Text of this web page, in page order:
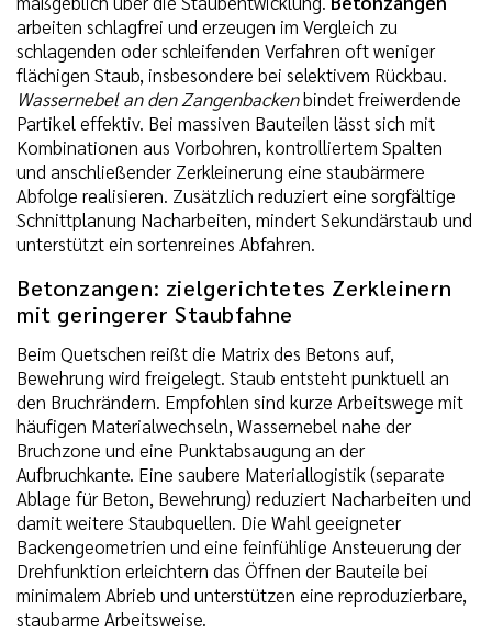
arbeiten schlagfrei und erzeugen im Vergleich zu
schlagenden oder schleifenden Verfahren oft weniger
flächigen Staub, insbesondere bei selektivem Rückbau.
Wassernebel an den Zangenbackenbindet freiwerdende
Partikel effektiv. Bei massiven Bauteilen lässt sich mit
Kombinationen aus Vorbohren, kontrolliertem Spalten
und anschließender Zerkleinerung eine staubärmere
Abfolge realisieren. Zusätzlich reduziert eine sorgfältige
Schnittplanung Nacharbeiten, mindert Sekundärstaub und
unterstützt ein sortenreines Abfahren.
Betonzangen: zielgerichtetes Zerkleinern
mit geringerer Staubfahne
Beim Quetschen reißt die Matrix des Betons auf,
Bewehrung wird freigelegt. Staub entsteht punktuell an
den Bruchrändern. Empfohlen sind kurze Arbeitswege mit
häufigen Materialwechseln, Wassernebel nahe der
Bruchzone und eine Punktabsaugung an der
Aufbruchkante. Eine saubere Materiallogistik (separate
Ablage für Beton, Bewehrung) reduziert Nacharbeiten und
damit weitere Staubquellen. Die Wahl geeigneter
Backengeometrien und eine feinfühlige Ansteuerung der
Drehfunktion erleichtern das Öffnen der Bauteile bei
minimalem Abrieb und unterstützen eine reproduzierbare,
staubarme Arbeitsweise.